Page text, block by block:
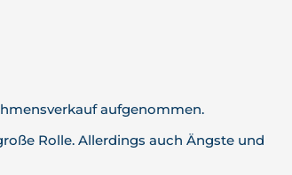
aufgenommen.
Rolle. Allerdings auch Ängste und